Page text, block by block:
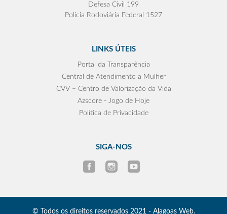
Defesa Civil 199
Polícia Rodoviária Federal 1527
LINKS ÚTEIS
Portal da Transparência
Central de Atendimento a Mulher
CVV – Centro de Valorização da Vida
Azscore - Jogo de Hoje
Política de Privacidade
SIGA-NOS
© Todos os direitos reservados 2021 - Alagoas Web.